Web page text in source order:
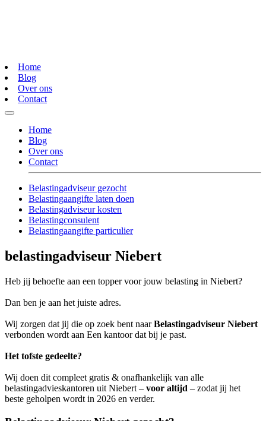
Home
Blog
Over ons
Contact
Home
Blog
Over ons
Contact
Belastingadviseur gezocht
Belastingaangifte laten doen
Belastingadviseur kosten
Belastingconsulent
Belastingaangifte particulier
belastingadviseur Niebert
Heb jij behoefte aan een topper voor jouw belasting in Niebert?
Dan ben je aan het juiste adres.
Wij zorgen dat jij die op zoek bent naarBelastingadviseur Niebert
verbonden wordt aan Een kantoor dat bij je past.
Het tofste gedeelte?
Wij doen dit compleet gratis & onafhankelijk van alle
belastingadvieskantoren uit Niebert – voor altijd – zodat jij het
beste geholpen wordt in 2026 en verder.